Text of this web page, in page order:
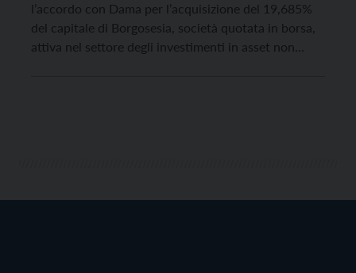
l’accordo con Dama per l’acquisizione del 19,685%
del capitale di Borgosesia, società quotata in borsa,
attiva nel settore degli investimenti in asset non